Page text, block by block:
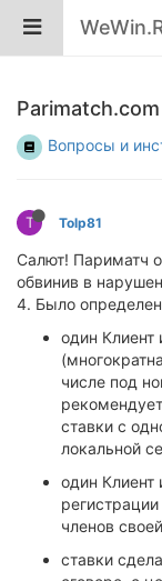
Вопросы и
T Tolp81
Салют! Париматч
обвинив в
4. Было
один Клиент
числе под
ставки с
локальной
один Клиент
членов
ставки